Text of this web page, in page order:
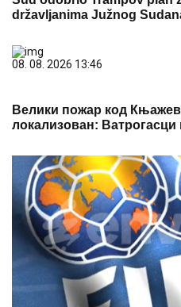
državljanima Južnog
08. 08. 2026 13:46
Велики пожар код
локализован: